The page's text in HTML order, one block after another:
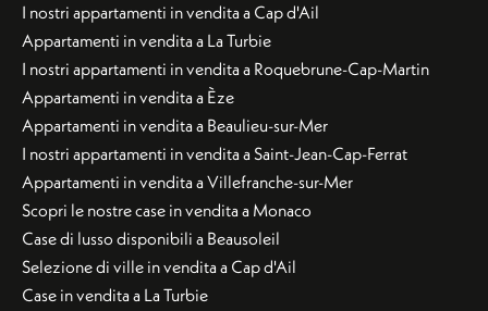
I nostri appartamenti in vendita a Cap d'Ail
Appartamenti in vendita a La Turbie
I nostri appartamenti in vendita a Roquebrune-Cap-Martin
Appartamenti in vendita a Èze
Appartamenti in vendita a Beaulieu-sur-Mer
I nostri appartamenti in vendita a Saint-Jean-Cap-Ferrat
Appartamenti in vendita a Villefranche-sur-Mer
Scopri le nostre case in vendita a Monaco
Case di lusso disponibili a Beausoleil
Selezione di ville in vendita a Cap d'Ail
Case in vendita a La Turbie